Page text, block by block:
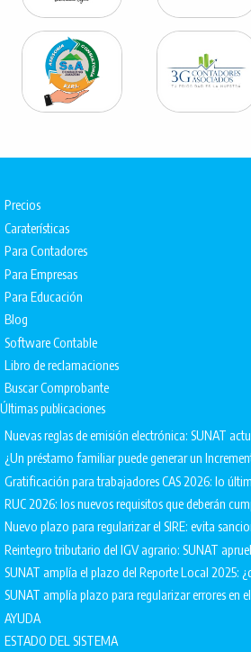
Precios
Caraterísticas
Para Contadores
Para Empresas
Para Educación
Blog
Software Contable
Libro de reclamaciones
Buscar Comprobante
Últimas publicaciones
Nuevas reglas de emisión electrónica: SUNAT
¿Un préstamo familiar puede generar un
Gratificación para trabajadores CAS 2026: lo
RUC 2026: los nuevos requisitos que deberán
Nuevo plazo para regularizar el SIRE: evita
Reintegro tributario del IGV agrario: SUNAT
SUNAT amplía el plazo del Reporte Local 2025:
SUNAT amplía plazo para regularizar errores en
AYUDA
ESTADO DEL SISTEMA